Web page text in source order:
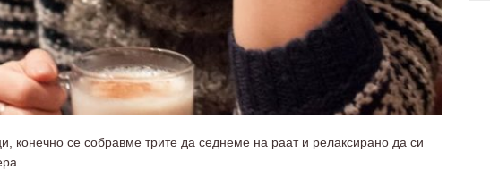
конечно се собравме трите да седнеме на раат и релаксирано да си